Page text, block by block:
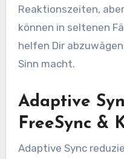
Reaktionszeiten,
können in seltenen
helfen Dir
Sinn macht.
Adaptive
FreeSync &
Adaptive Sync